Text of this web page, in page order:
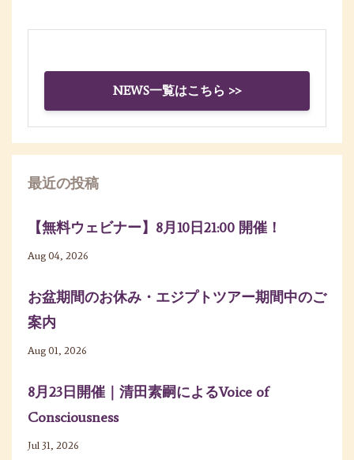
NEWS一覧はこちら >>
最近の投稿
【無料ウェビナー】8月10日21:00 開催！
Aug 04, 2026
お盆期間のお休み・エジプトツアー期間中のご
案内
Aug 01, 2026
8月23日開催｜清田素嗣によるVoice of
Consciousness
Jul 31, 2026